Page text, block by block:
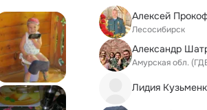
Алексей
Лесосибирск
Александр
Амурская обл.
Лидия